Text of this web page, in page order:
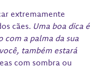
extremamente
cães. Uma boa dica é
com a palma da sua
também estará
com sombra ou